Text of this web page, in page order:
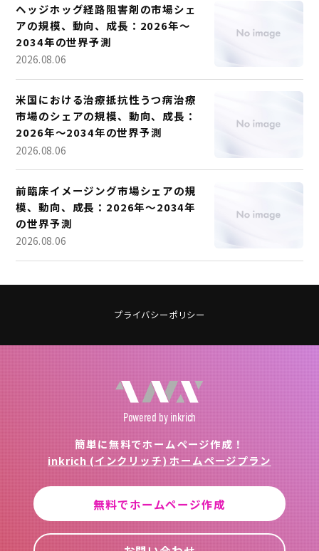
ヘッジホッグ経路阻害剤の市場シェ
アの規模、動向、成長：2026年～
2034年の世界予測
2026.08.06
米国における治療抵抗性うつ病治療
市場のシェアの規模、動向、成長：
2026年～2034年の世界予測
2026.08.06
前臨床イメージング市場シェアの規
模、動向、成長：2026年～2034年
の世界予測
2026.08.06
プライバシーポリシー
Powered by inkrich
簡単に無料でホームページ作成！
inkrich (インクリッチ) ホームページプラン
無料でホームページ作成